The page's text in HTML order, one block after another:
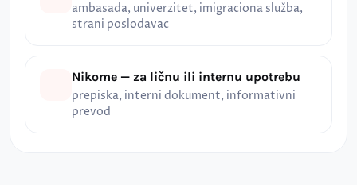
ambasada, univerzitet, imigraciona služba,
strani poslodavac
Nikome — za ličnu ili internu upotrebu
prepiska, interni dokument, informativni
prevod